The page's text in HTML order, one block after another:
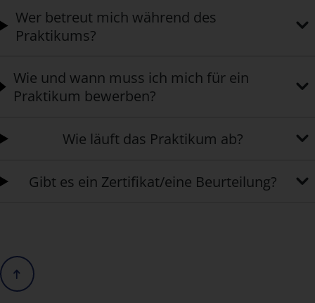
Wer betreut mich während des
Praktikums?
Wie und wann muss ich mich für ein
Praktikum bewerben?
Wie läuft das Praktikum ab?
Gibt es ein Zertifikat/eine Beurteilung?
Scrolle nach oben